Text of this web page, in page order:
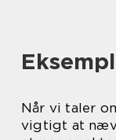
Når vi taler
vigtigt at